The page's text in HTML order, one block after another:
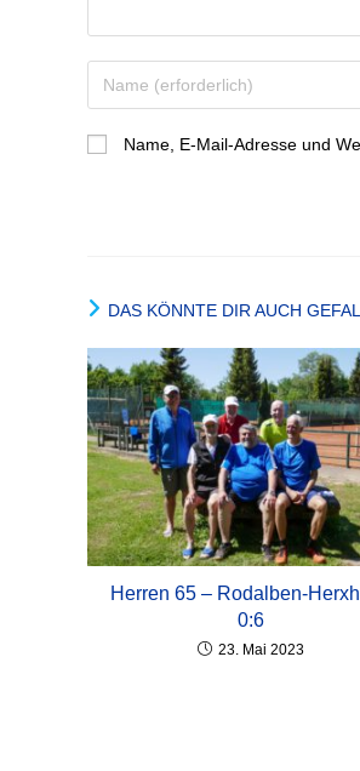
Name, E-Mail-Adresse und
DAS KÖNNTE DIR AUCH
Herren 65 – Rodalben-
0:6
23. Mai 2023